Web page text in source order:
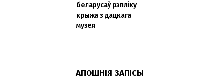
беларусаў рэпліку
крыжа з дацкага
музея
АПОШНІЯ ЗАПІСЫ